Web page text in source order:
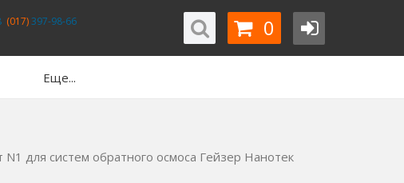
(017)397-98-66 0
Еще...
N1 для систем обратного осмоса Гейзер Нанотек